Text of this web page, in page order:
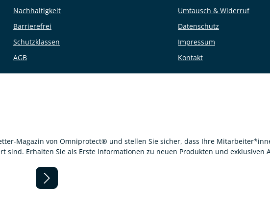
Nachhaltigkeit
Barrierefrei
Schutzklassen
AGB
Umtausch & Widerruf
Datenschutz
Impressum
Kontakt
Magazin von Omniprotect® und stellen Sie sicher, dass Ihre
sind. Erhalten Sie als Erste Informationen zu neuen Produkten und exklusiven